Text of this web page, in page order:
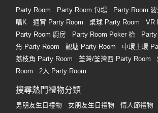
Party Room Party Room 包場 Party Room
唱K
通宵 Party Room 桌球 Party Room
VR
Party Room 廚房
Party Room Poker 枱
角 Party Room
觀塘 Party Room 中環上環
荔枝角 Party Room
荃灣/荃灣西 Party Room
Room
2人 Party Room
搜尋熱門禮物分類
男朋友生日禮物 女朋友生日禮物 情人節禮物